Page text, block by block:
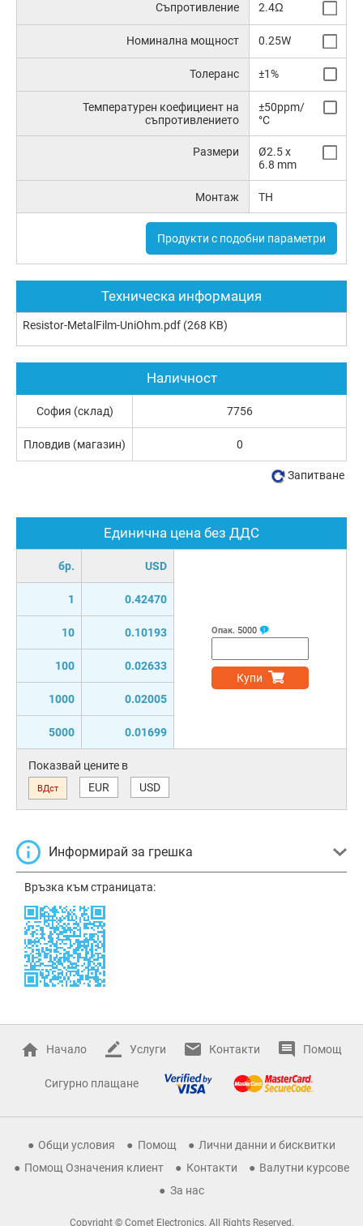
Съпротивление 2.4Ω
Номинална мощност 0.25W
Толеранс ±1%
Температурен коефициент на
съпротивлението
±50ppm/
°C
Размери
Ø2.5 x
6.8 mm
Монтаж TH
Продукти с подобни параметри
Техническа информация
Resistor-MetalFilm-UniOhm.pdf (268 KB)
Единична цена без ДДС
бр. USD
1 0.42470
10 0.10193
100 0.02633
1000 0.02005
5000 0.01699
Опак. 5000
Купи
Показвай цените в
ВДст EUR USD
Информирай за грешка
Връзка към страницата:
Наличност
София (склад) 7756
Пловдив (магазин) 0
Запитване
Начало Услуги Контакти Помощ
Сигурно плащане
Общи условия Помощ
Лични данни и бисквитки
Помощ Означения клиент
Контакти
Валутни курсове
За нас
Copyright © Comet Electronics. All Rights Reserved.